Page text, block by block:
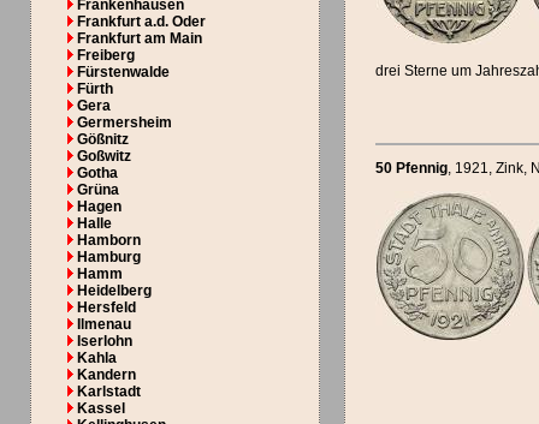
Frankenhausen
Frankfurt a.d. Oder
Frankfurt am Main
Freiberg
Fürstenwalde
Fürth
Gera
Germersheim
Gößnitz
Goßwitz
Gotha
Grüna
Hagen
Halle
Hamborn
Hamburg
Hamm
Heidelberg
Hersfeld
Ilmenau
Iserlohn
Kahla
Kandern
Karlstadt
Kassel
drei Sterne um
50 Pfennig, 1921, Zink,